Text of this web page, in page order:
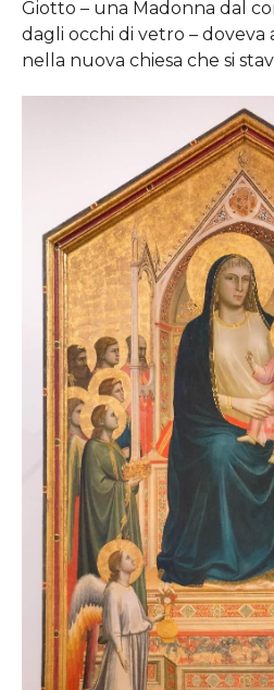
Giotto – una Madonna dal
dagli occhi di vetro – doveva
nella nuova chiesa che si